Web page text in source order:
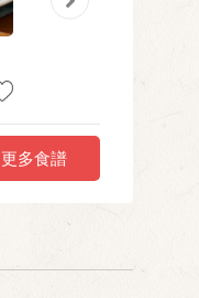
更多食譜